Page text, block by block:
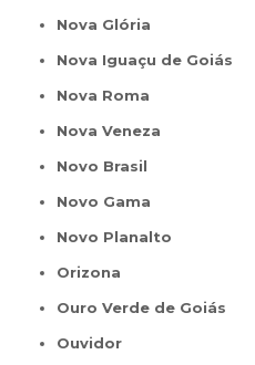
Nova Glória
Nova Iguaçu de Goiás
Nova Roma
Nova Veneza
Novo Brasil
Novo Gama
Novo Planalto
Orizona
Ouro Verde de Goiás
Ouvidor